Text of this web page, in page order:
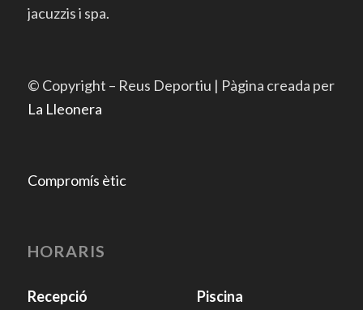
jacuzzis i spa.
© Copyright – Reus Deportiu | Pàgina creada per
La Lleonera
Compromís ètic
HORARIS
Recepció
Piscina